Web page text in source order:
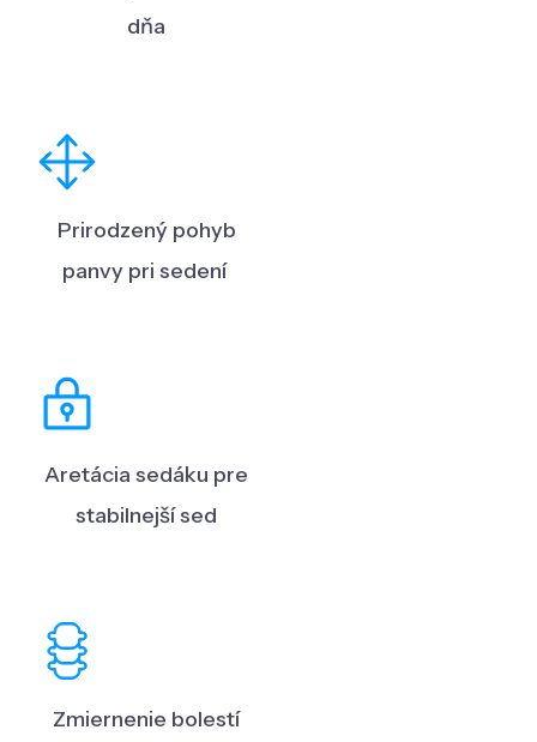
dňa
Prirodzený pohyb
panvy pri sedení
Aretácia sedáku pre
stabilnejší sed
Zmiernenie bolestí